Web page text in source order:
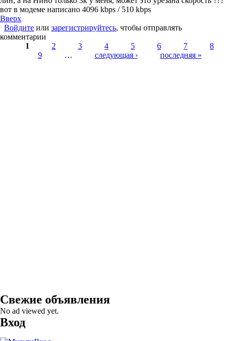
вот в модеме написано 4096 kbps / 510 kbps
Вверх
Войдите или зарегистрируйтесь, чтобы отправлять
комментарии
Страницы
1 2 3 4 5 6 7
8
9
… следующая › последняя »
Свежие объявления
No ad viewed yet.
Вход